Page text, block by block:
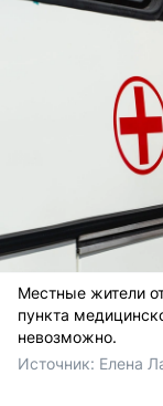
Местные жители
пункта
невозможно.
Источник: Елена